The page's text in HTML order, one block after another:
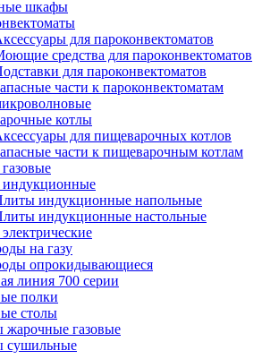
шкафы
для пароконвектоматов
средства для пароконвектоматов
для пароконвектоматов
части к пароконвектоматам
котлы
для пищеварочных котлов
части к пищеварочным котлам
индукционные напольные
индукционные настольные
на газу
опрокидывающиеся
линия 700 серии
полки
столы
газовые